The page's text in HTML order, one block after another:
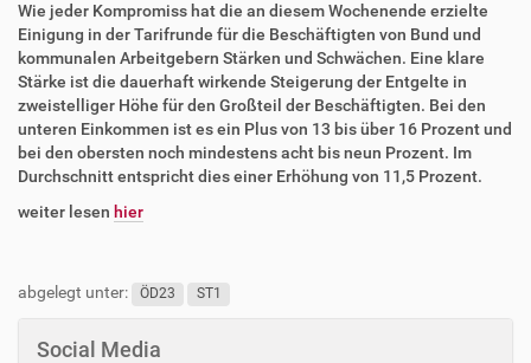
Wie jeder Kompromiss hat die an diesem Wochenende erzielte
Einigung in der Tarifrunde für die Beschäftigten von Bund und
kommunalen Arbeitgebern Stärken und Schwächen. Eine klare
Stärke ist die dauerhaft wirkende Steigerung der Entgelte in
zweistelliger Höhe für den Großteil der Beschäftigten. Bei den
unteren Einkommen ist es ein Plus von 13 bis über 16 Prozent und
bei den obersten noch mindestens acht bis neun Prozent. Im
Durchschnitt entspricht dies einer Erhöhung von 11,5 Prozent.
weiter lesen hier
abgelegt unter: ÖD23 ST1
Social Media